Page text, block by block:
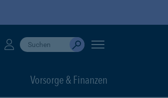
Suche durchführen
When autocomplete results are available, use
Absenden
Vorsorge & Finanzen